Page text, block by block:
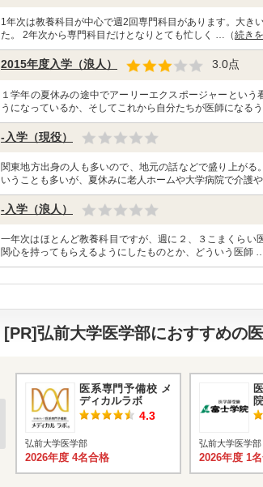
1年次は教養科目が中心で週2回専門科目があります。大き
た。 2年次から専門科目だけとなりとても忙しく …（続き
2015年度入学（浪人） 3.0点
１学年の夏休みの途中でアーリーエクスポージャーとい
うになっているか、そしてこれから自分たちが医師になる
-入学（現役）
関東地方出身の人も多いので、地元の話などで盛り上が
いうことも多いが、夏休みに老人ホームや大学病院で介護
-入学（浪人）
一年次はほとんど教養科目ですが、週に２、３こまくら
関心を持ってもらえるようにしたものとか、どういう医師
[PR]弘前大学医学部におすすめの
医系専門予備校 メ
ディカルラボ
4.3
弘前大学医学部
2026年度 4名合格
院
弘前大学医学部
2026年度 1